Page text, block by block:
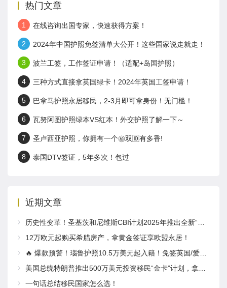
热门文章
1 在线咨询出国专家，快速获得方案！
2 2024年中国护照免签清单大公开！这些国家说走就走！
3 波兰工签，工作签证申请！（适配+岛国护照）
4 三种方式直接拿英国绿卡！2024年英国工签申请！
5 巴拿马护照永居移民，2-3月即可拿身份！无门槛！
6 瓦努阿图护照绿本VS红本！外交护照了解一下～
7 圣卢西亚护照，你拥有一个㊙️双🆔有多香!
8 泰国DTV签证，5年多次！包过
近期文章
历史性变革！圣基茨和尼维斯CBI计划2025年推出全新“居住体验”要求
12万欧元起购买希腊房产，拿黄金签证享欧盟永居！
🔥 爆款预警！瑙鲁护照10.5万美元起入籍！免签英国/爱尔兰！
美国总统特朗普推出500万美元投资移民“金卡”计划，拿绿卡，获得公民身份，计划取代EB-5！
一句话总结移民国家怎么选！